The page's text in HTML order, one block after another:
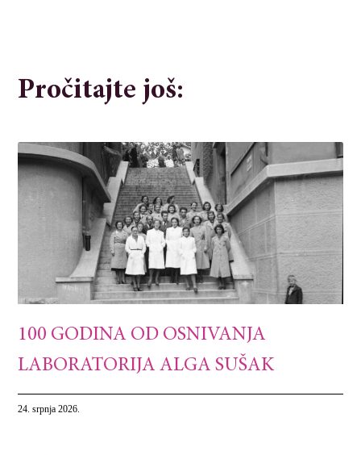
Pročitajte još:
100 GODINA OD OSNIVANJA
LABORATORIJA ALGA SUŠAK
24. srpnja 2026.